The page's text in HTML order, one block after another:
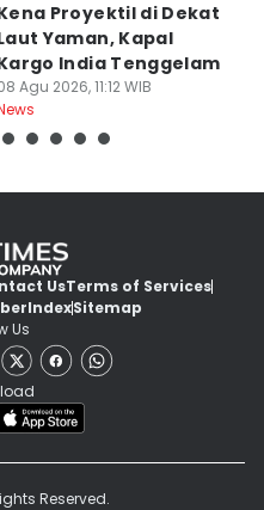
Proyektil di Dekat
Yaman, Kapal
India Tenggelam
Agu 2026, 11:12 WIB
UsTerms of Services
IndexSitemap
Us
Reserved.